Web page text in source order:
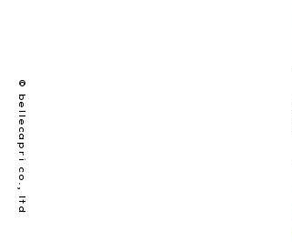
© bellecapri co., ltd